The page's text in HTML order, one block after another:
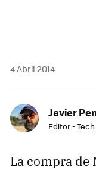
4 Abril 2014
Javier
Editor - Tech
La compra de